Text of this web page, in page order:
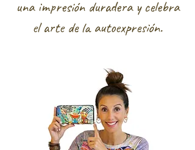
una impresión duradera y celebra
el arte de la autoexpresión.